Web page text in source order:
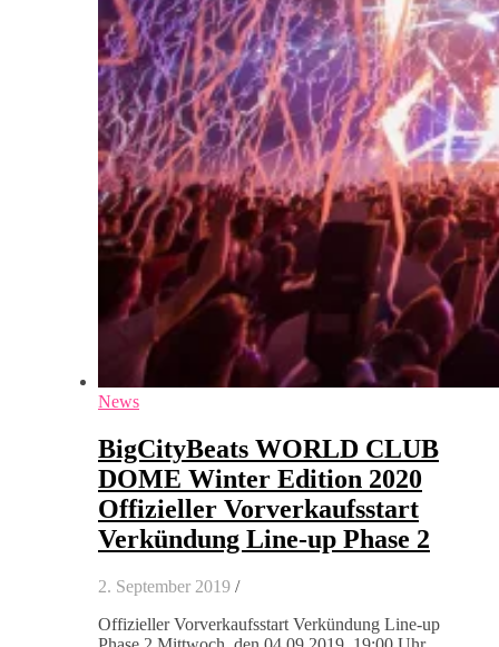
News
BigCityBeats WORLD CLUB
DOME Winter Edition 2020
Offizieller Vorverkaufsstart
Verkündung Line-up Phase 2
2. September 2019 /
Offizieller Vorverkaufsstart Verkündung Line-up